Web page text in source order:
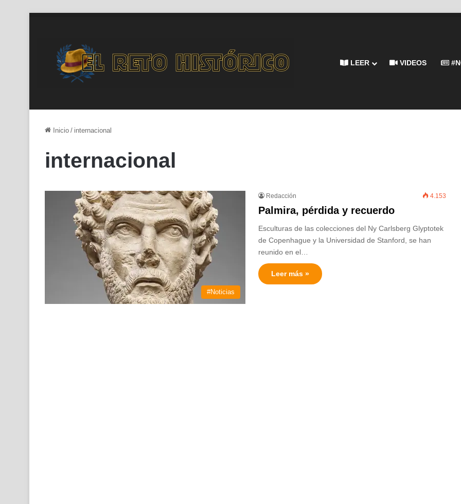
LEER VIDEOS
Inicio / internacional
internacional
#Noticias
Redacción 4.153
Palmira, pérdida y recuerdo
Esculturas de las colecciones del Ny Carlsberg Glyptotek
de Copenhague y la Universidad de Stanford, se han
reunido en el…
Leer más »